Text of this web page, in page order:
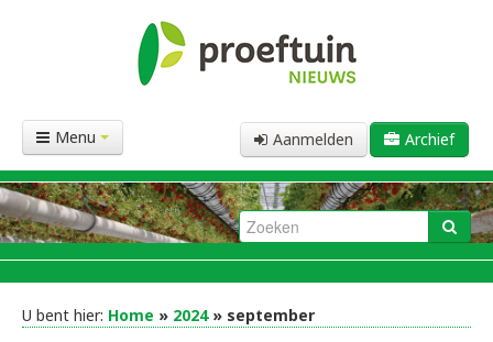
Aanmelden Archief
Menu
U bent hier: Home » 2024» september